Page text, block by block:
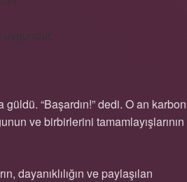
uygundur.
güldü. “Başardın!” dedi. O an karbon
ve birbirlerini tamamlayışlarının
dayanıklılığın ve paylaşılan